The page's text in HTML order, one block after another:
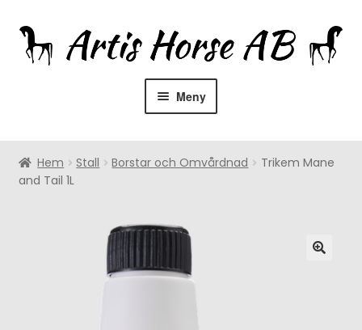
Hoppa
till
navigering
Hoppa
till
innehåll
Meny
Återförsäljare
Rådgivning
Hem Stall Borstar och Omvårdnad
Trikem Mane
and Tail 1L